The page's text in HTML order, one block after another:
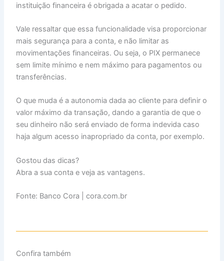
instituição financeira é obrigada a acatar o pedido.
Vale ressaltar que essa funcionalidade visa proporcionar
mais segurança para a conta, e não limitar as
movimentações financeiras. Ou seja, o PIX permanece
sem limite mínimo e nem máximo para pagamentos ou
transferências.
O que muda é a autonomia dada ao cliente para definir o
valor máximo da transação, dando a garantia de que o
seu dinheiro não será enviado de forma indevida caso
haja algum acesso inapropriado da conta, por exemplo.
Gostou das dicas?
Abra a sua conta e veja as vantagens.
Fonte: Banco Cora | cora.com.br
Confira também